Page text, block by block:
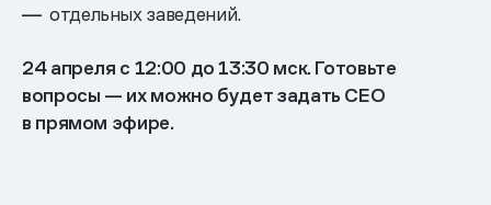
отдельных заведений.
24 апреля с 12:00 до 13:30 мск. Готовьте
вопросы — их можно будет задать СЕО
в прямом эфире.